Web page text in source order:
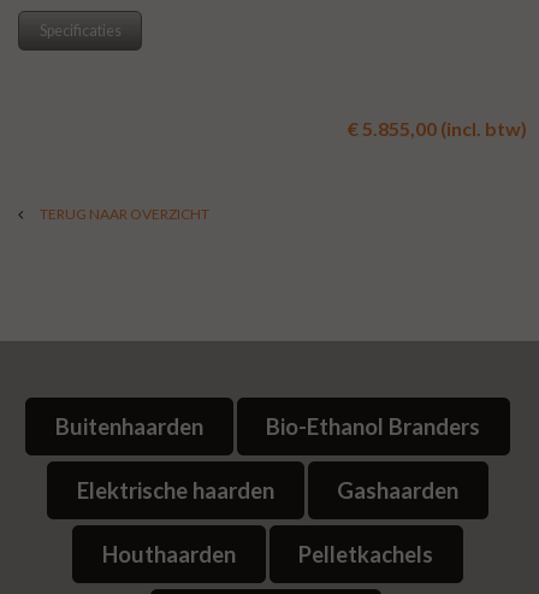
Specificaties
€ 5.855,00 (incl. btw)
TERUG NAAR OVERZICHT
Buitenhaarden Bio-Ethanol Branders
Elektrische haarden Gashaarden
Houthaarden Pelletkachels